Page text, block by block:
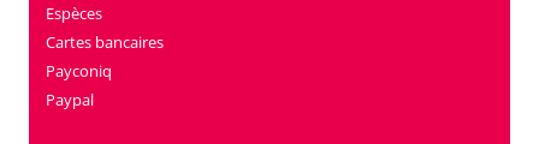
Espèces
Cartes bancaires
Payconiq
Paypal